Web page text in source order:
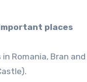
places
Romania, Bran